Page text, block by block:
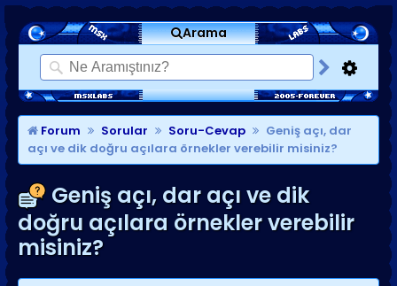
FORUMLAR
SORU-CEVAP
GÜNLÜKLER
SON MESAJLAR
KISAYOLLAR
Arama
Forum Sorular Soru-Cevap
Geniş açı, dar
açı ve dik doğru açılara örnekler verebilir misiniz?
Geniş açı, dar açı ve dik
doğru açılara örnekler verebilir
misiniz?